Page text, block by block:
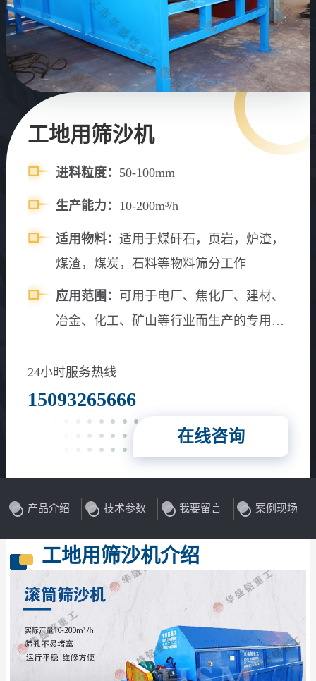
工地用筛沙机
进料粒度： 50-100mm
生产能力： 10-200m³/h
适用物料： 适用于煤矸石，页岩，炉渣，
煤渣，煤炭，石料等物料筛分工作
应用范围：
可用于电厂、焦化厂、建材、
冶金、化工、矿山等行业而生产的专用筛
24小时服务热线
15093265666
在线咨询
产品介绍 技术参数 我要留言 案例现场
工地用筛沙机介绍